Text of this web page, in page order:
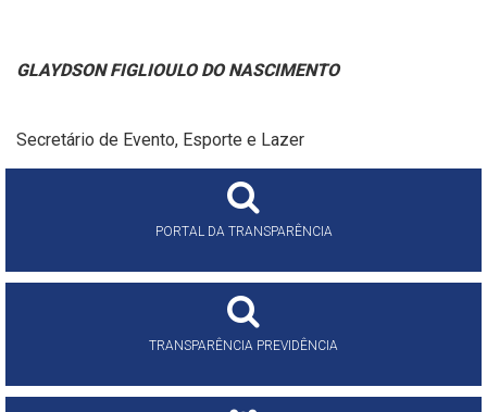
GLAYDSON FIGLIOULO DO NASCIMENTO
Secretário de Evento, Esporte e Lazer
PORTAL DA TRANSPARÊNCIA
TRANSPARÊNCIA PREVIDÊNCIA